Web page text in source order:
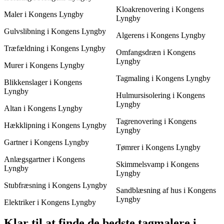
Maler i Kongens Lyngby
Gulvslibning i Kongens Lyngby
Træfældning i Kongens Lyngby
Murer i Kongens Lyngby
Blikkenslager i Kongens
Lyngby
Altan i Kongens Lyngby
Hækklipning i Kongens Lyngby
Gartner i Kongens Lyngby
Anlægsgartner i Kongens
Lyngby
Stubfræsning i Kongens Lyngby
Elektriker i Kongens Lyngby
Kloakrenovering i Kongens
Lyngby
Algerens i Kongens Lyngby
Omfangsdræn i Kongens
Lyngby
Tagmaling i Kongens Lyngby
Hulmursisolering i Kongens
Lyngby
Tagrenovering i Kongens
Lyngby
Tømrer i Kongens Lyngby
Skimmelsvamp i Kongens
Lyngby
Sandblæsning af hus i Kongens
Lyngby